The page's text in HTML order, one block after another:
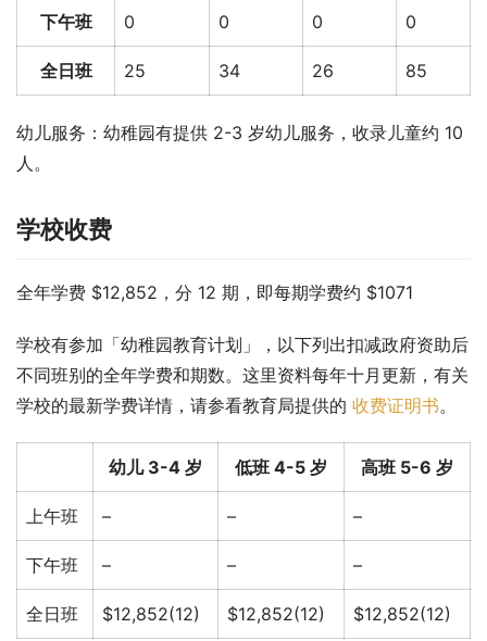
下午班 0 0 0 0
全日班 25 34 26 85
幼儿服务：幼稚园有提供 2-3 岁幼儿服务，收录儿童约 10
人。
学校收费
全年学费 $12,852，分 12 期，即每期学费约 $1071
学校有参加「幼稚园教育计划」，以下列出扣减政府资助后
不同班别的全年学费和期数。这里资料每年十月更新，有关
学校的最新学费详情，请参看教育局提供的 收费证明书。
幼儿 3-4 岁 低班 4-5 岁 高班 5-6 岁
上午班 – – –
下午班 – – –
全日班 $12,852(12) $12,852(12) $12,852(12)